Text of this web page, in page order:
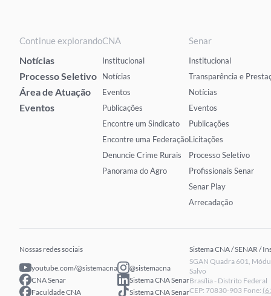
Continue explorando
Notícias
Processo Seletivo
Área de Atuação
Eventos
CNA
Institucional
Notícias
Eventos
Publicações
Encontre um Sindicato
Encontre uma Federação
Denuncie Crime Rurais
Panorama do Agro
Senar
Institucional
Transparência e
Notícias
Eventos
Publicações
Licitações
Processo Seletivo
Profissionais Senar
Senar Play
Arrecadação
Nossas redes sociais
youtube.com/@sistemacna
CNA Senar
Faculdade CNA
@sistemacna
Sistema CNA Senar
Sistema CNA Senar
Sistema CNA / SENAR /
SGAN Quadra 601,
Salvo
Brasília - Distrito Federal
CEP: 70830-903 Fone: